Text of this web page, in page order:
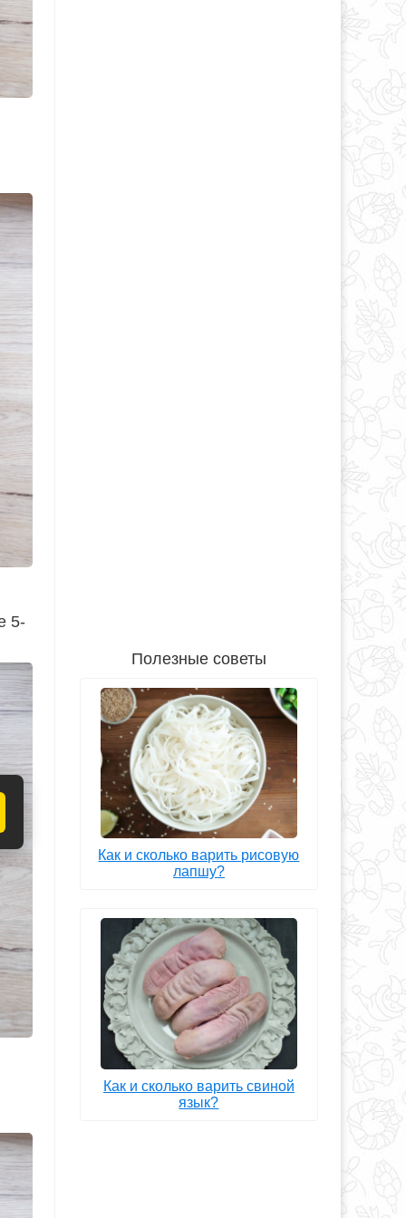
5-
Полезные советы
Как и сколько варить рисовую
лапшу?
Как и сколько варить свиной
язык?